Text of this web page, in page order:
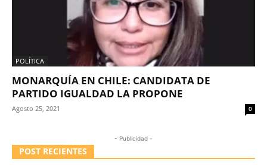
POLÍTICA
MONARQUÍA EN CHILE: CANDIDATA DE
PARTIDO IGUALDAD LA PROPONE
Agosto 25, 2021 0
- Publicidad -
POST RECIENTES